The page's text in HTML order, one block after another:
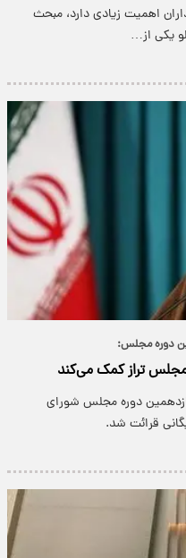
اهمیت زیادی دارد، مبحث
یکی از…
دوره مجلس:
مجلس تراز کمک می‌کند
دوره مجلس شورای
قرائت شد.